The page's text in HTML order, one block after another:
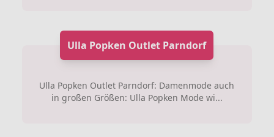
Ulla Popken Outlet Parndorf
Ulla Popken Outlet Parndorf: Damenmode auch
in großen Größen: Ulla Popken Mode wi...